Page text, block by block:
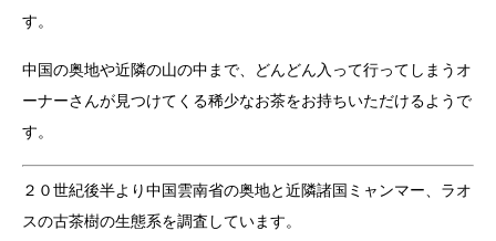
す。
中国の奥地や近隣の山の中まで、どんどん入って行ってしまうオ
ーナーさんが見つけてくる稀少なお茶をお持ちいただけるようで
す。
２０世紀後半より中国雲南省の奥地と近隣諸国ミャンマー、ラオ
スの古茶樹の生態系を調査しています。